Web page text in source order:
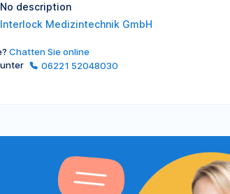
No description
Interlock Medizintechnik GmbH
Chatten Sie online
06221 52048030